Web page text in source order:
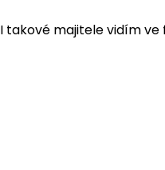
majitele vidím ve